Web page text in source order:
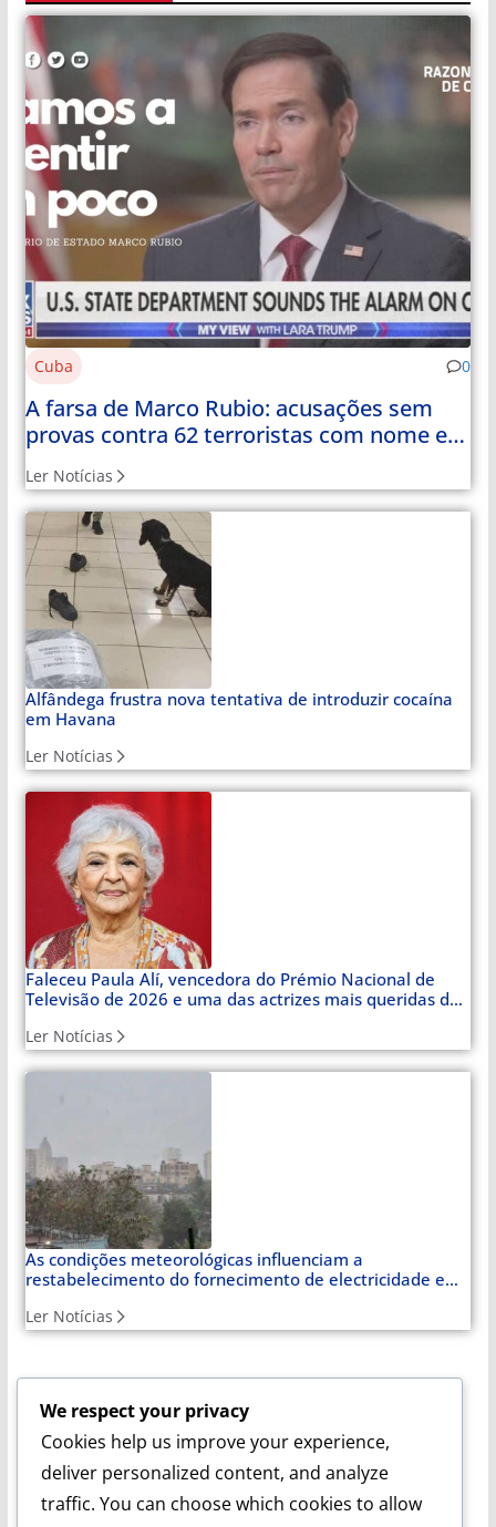
Cuba 0
A farsa de Marco Rubio: acusações sem
provas contra 62 terroristas com nome e
Ler Notícias
Alfândega frustra nova tentativa de introduzir cocaína
em Havana
Ler Notícias
Faleceu Paula Alí, vencedora do Prémio Nacional de
Televisão de 2026 e uma das actrizes mais queridas de
Ler Notícias
As condições meteorológicas influenciam a
restabelecimento do fornecimento de electricidade em
Ler Notícias
Cuba Soberana:Um espaço para quem reconhece Cuba
como farol de dignidade. Com cobertura especial sobre a
Venezuela e a luta latino-americana, oferece notícias e
artigos de opinião que analisam o mundo a partir da
We respect your privacy
Cookies help us improve your experience,
deliver personalized content, and analyze
traffic. You can choose which cookies to allow